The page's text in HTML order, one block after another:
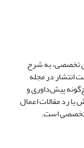
تخصصی، به شرح
انتشار در مجله
پیش‌داوری و
رد مقالات اعمال
تخصصی است.